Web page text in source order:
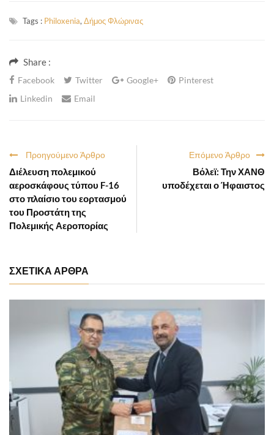
Tags : Philoxenia, Δήμος Φλώρινας
Share :
Facebook Twitter Google+
Pinterest
Linkedin
Email
Επόμενο Άρθρο
Βόλεϊ: Την ΧΑΝΘ
υποδέχεται ο Ήφαιστος
Προηγούμενο Άρθρο
Διέλευση πολεμικού
αεροσκάφους τύπου F-16
στο πλαίσιο του εορτασμού
του Προστάτη της
Πολεμικής Αεροπορίας
ΣΧΕΤΙΚΑ ΑΡΘΡΑ